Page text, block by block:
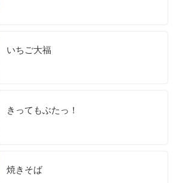
いちご大福
きってもぶたっ！
焼きそば